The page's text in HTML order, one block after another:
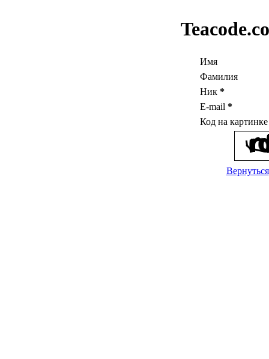
Имя
Фамилия
Ник *
E-mail *
Код на
Вернуться